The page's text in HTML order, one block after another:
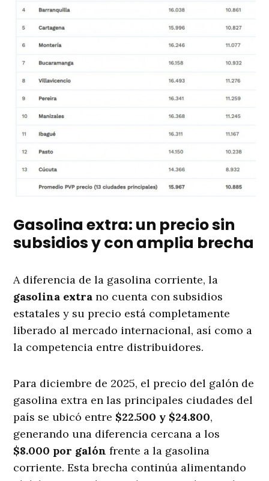
Gasolina extra: un precio sin
subsidios y con amplia brecha
A diferencia de la gasolina corriente, la
gasolina extra no cuenta con subsidios
estatales y su precio está completamente
liberado al mercado internacional, así como a
la competencia entre distribuidores.
Para diciembre de 2025, el precio del galón de
gasolina extra en las principales ciudades del
país se ubicó entre $22.500 y $24.800,
generando una diferencia cercana a los
$8.000 por galón frente a la gasolina
corriente. Esta brecha continúa alimentando